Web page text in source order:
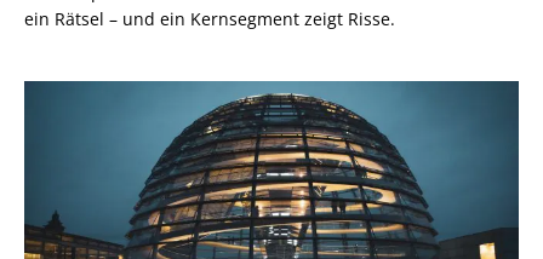
ein Rätsel – und ein Kernsegment zeigt Risse.